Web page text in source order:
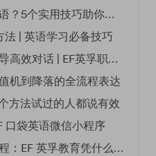
普通打工人如何高效学英语？5个实用技巧助你突破职场瓶颈
| 英语学习必备技巧
职场沟通秘籍：如何与领导高效对话 | EF英孚职场指南
机到降落的全流程表达
方法试过的人都说有效
口袋英语微信小程序
探寻成人英语口语线上课程：EF 英孚教育凭什么领航